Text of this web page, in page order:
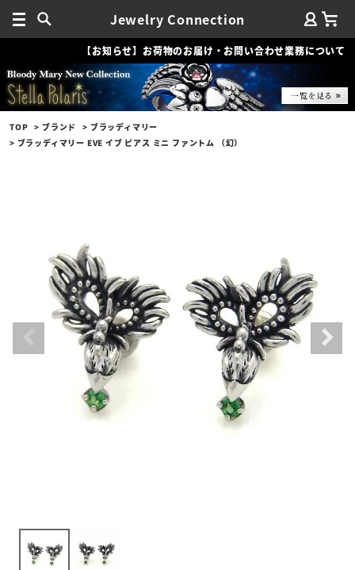
Jewelry Connection
【お知らせ】お荷物のお届け・お問い合わせ業務について
TOP ブランド
ブラッディマリー
ブラッディマリー EVE イブ ピアス ミニ ファントム （幻）